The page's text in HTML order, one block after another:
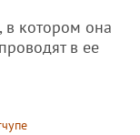
в котором она
в ее